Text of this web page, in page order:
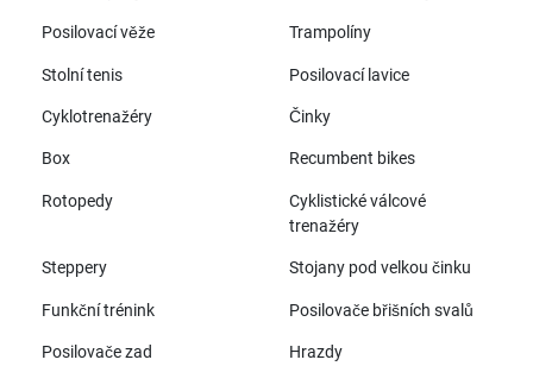
Posilovací věže Trampolíny
Stolní tenis Posilovací lavice
Cyklotrenažéry Činky
Box Recumbent bikes
Rotopedy
Cyklistické válcové
trenažéry
Steppery Stojany pod velkou činku
Funkční trénink Posilovače břišních svalů
Posilovače zad Hrazdy